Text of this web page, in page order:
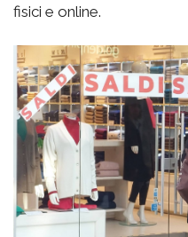
fisici e online.